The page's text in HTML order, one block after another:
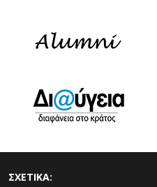
ΣΧΕΤΙΚΑ: